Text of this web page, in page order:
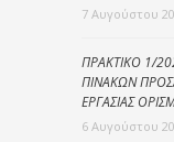
7 Αυγούστου
ΠΡΑΚΤΙΚΟ 1/
ΠΙΝΑΚΩΝ
ΕΡΓΑΣΙΑΣ
6 Αυγούστου